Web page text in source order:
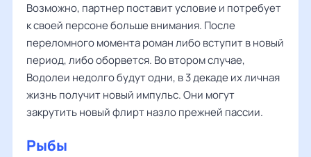
Возможно, партнер поставит условие и потребует
к своей персоне больше внимания. После
переломного момента роман либо вступит в новый
период, либо оборвется. Во втором случае,
Водолеи недолго будут одни, в 3 декаде их личная
жизнь получит новый импульс. Они могут
закрутить новый флирт назло прежней пассии.
Рыбы